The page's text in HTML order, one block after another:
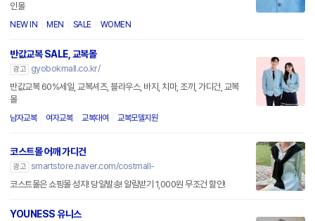
인몰
NEW IN MEN SALE WOMEN
반값교복 SALE, 교복몰
광고
gyobokmall.co.kr/
반값교복 60%세일, 교복셔츠, 블라우스, 바지, 치마, 조끼, 가디건, 교복
몰
남자교복 여자교복 교복대여 교복모델지원
코스트몰 어깨 가디건
광고 smartstore.naver.com/costmall-
코스트몰은 쇼핑몰 성지! 당일발송! 알림받기 1,000원 무조건 할인!
YOUNESS 유니스